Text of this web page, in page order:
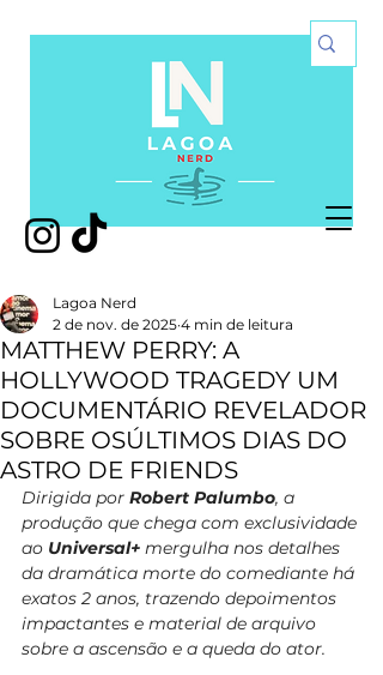
MATTHEW PERRY: A
HOLLYWOOD TRAGEDY UM
DOCUMENTÁRIO REVELADOR
SOBRE OSÚLTIMOS DIAS DO
ASTRO DE FRIENDS
Lagoa Nerd
2 de nov. de 2025 4 min de leitura
Dirigida por Robert Palumbo, a
produção que chega com exclusividade
ao Universal+ mergulha nos detalhes
da dramática morte do comediante há
exatos 2 anos, trazendo depoimentos
impactantes e material de arquivo
sobre a ascensão e a queda do ator.